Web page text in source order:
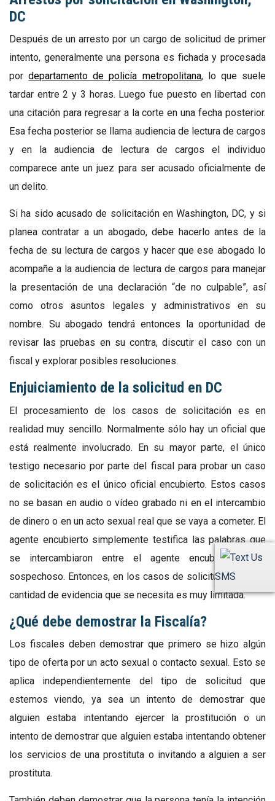
SMS
DC
Después de un arresto por un cargo de solicitud de primer
intento, generalmente una persona es fichada y procesada
pordepartamento de policía metropolitana, lo que suele
tardar entre 2 y 3 horas. Luego fue puesto en libertad con
una citación para regresar a la corte en una fecha posterior.
Esa fecha posterior se llama audiencia de lectura de cargos
y en la audiencia de lectura de cargos el individuo
comparece ante un juez para ser acusado oficialmente de
un delito.
Si ha sido acusado de solicitación en Washington, DC, y si
planea contratar a un abogado, debe hacerlo antes de la
fecha de su lectura de cargos y hacer que ese abogado lo
acompañe a la audiencia de lectura de cargos para manejar
la presentación de una declaración “de no culpable”, así
como otros asuntos legales y administrativos en su
nombre. Su abogado tendrá entonces la oportunidad de
revisar las pruebas en su contra, discutir el caso con un
fiscal y explorar posibles resoluciones.
Enjuiciamiento de la solicitud en DC
El procesamiento de los casos de solicitación es en
realidad muy sencillo. Normalmente sólo hay un oficial que
está realmente involucrado. En su mayor parte, el único
testigo necesario por parte del fiscal para probar un caso
de solicitación es el único oficial encubierto. Estos casos
no se basan en audio o vídeo grabado ni en el intercambio
de dinero o en un acto sexual real que se vaya a cometer. El
agente encubierto simplemente testifica las palabras que
se intercambiaron entre el agente encubierto y el
sospechoso. Entonces, en los casos de solicitud de DC, la
cantidad de evidencia que se necesita es muy limitada.
¿Qué debe demostrar la Fiscalía?
Los fiscales deben demostrar que primero se hizo algún
tipo de oferta por un acto sexual o contacto sexual. Esto se
aplica independientemente del tipo de solicitud que
estemos viendo, ya sea un intento de demostrar que
alguien estaba intentando ejercer la prostitución o un
intento de demostrar que alguien estaba intentando obtener
los servicios de una prostituta o invitando a alguien a ser
prostituta.